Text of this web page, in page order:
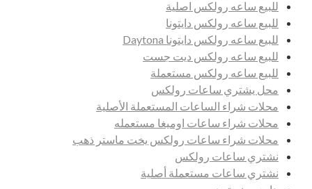
للبيع ساعه رولكس اصلية
للبيع ساعه رولكس دايتونا
للبيع ساعه رولكس دايتونا Daytona
للبيع ساعه رولكس ديت جست
للبيع ساعه رولكس مستعملة
محل يشتري ساعات رولكس
محلات شراء الساعات المستعملة الأصلية
محلات شراء ساعات اوميغا مستعمله
محلات شراء ساعات رولكس يخت ماستر ذهب
نشتري ساعات رولكس
نشتري ساعات مستعملة أصلية